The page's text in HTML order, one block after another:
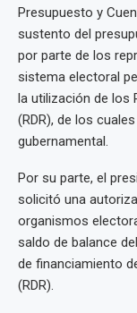
Presupuesto y
sustento del
por parte de los
sistema electoral
la utilización de los
(RDR), de los
gubernamental.
Por su parte, el
solicitó una
organismos
saldo de balance
de financiamiento
(RDR).